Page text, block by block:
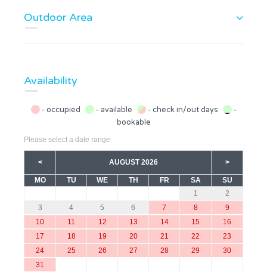
Outdoor Area
Availability
- occupied - available - check in/out days
-
bookable
Please select a date range
< AUGUST 2026 >
MO TU WE TH FR SA
SU
1
2
3
4 5 6 7 8
9
10
11 12 13 14 15
16
17
18 19 20 21 22
23
24
25 26 27 28 29
30
31